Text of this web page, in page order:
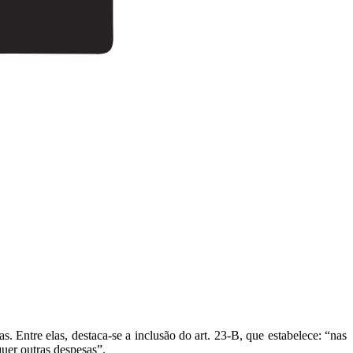
Entre elas, destaca-se a inclusão do art. 23-B, que estabelece: “nas
outras despesas”.